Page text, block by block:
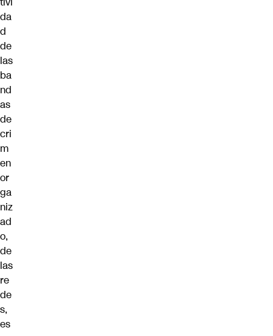
da
d
de
las
ba
nd
as
de
cri
m
en
or
ga
niz
ad
o,
de
las
re
de
s,
es